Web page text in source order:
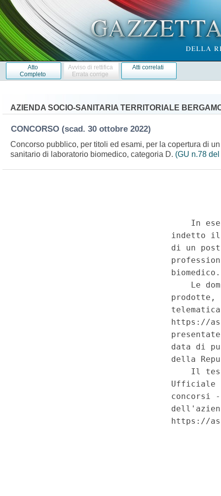
Atto
Completo
Avviso di rettifica
Errata corrige
Atti correlati
AZIENDA SOCIO-SANITARIA TERRITORIALE
CONCORSO (scad. 30 ottobre 2022)
Concorso pubblico, per titoli ed esami, per la copertura di
sanitario di laboratorio biomedico, categoria D. (GU n.78